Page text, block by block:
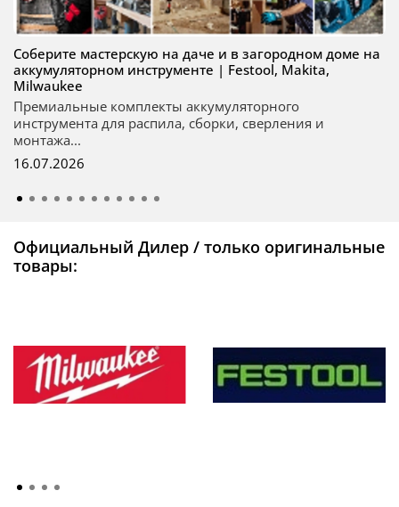
Соберите мастерскую на даче и в загородном доме на
аккумуляторном инструменте | Festool, Makita,
Milwaukee
Премиальные комплекты аккумуляторного
инструмента для распила, сборки, сверления и
монтажа...
16.07.2026
Официальный Дилер / только оригинальные
товары: